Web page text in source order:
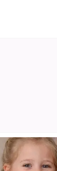
–3%
Залишилось 4 дні